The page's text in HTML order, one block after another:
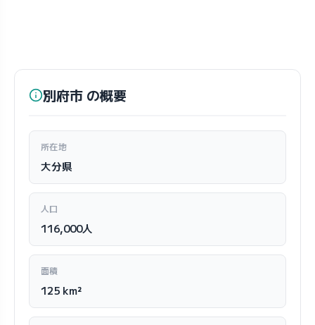
別府市 の概要
所在地
大分県
人口
116,000人
面積
125 km²